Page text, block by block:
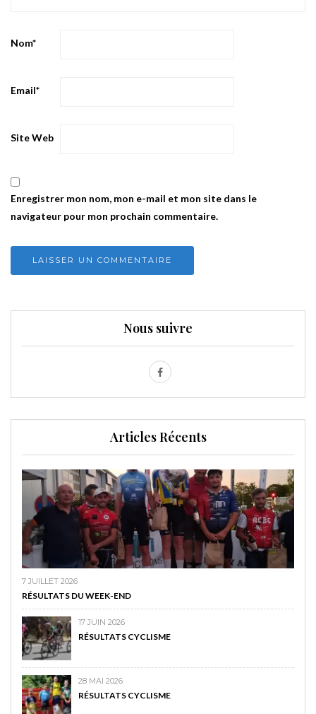
Nom*
Email*
Site Web
Enregistrer mon nom, mon e-mail et mon site dans le
navigateur pour mon prochain commentaire.
Nous suivre
Articles Récents
7 JUILLET 2026
RÉSULTATS DU WEEK-END
17 JUIN 2026
RÉSULTATS CYCLISME
28 MAI 2026
RÉSULTATS CYCLISME